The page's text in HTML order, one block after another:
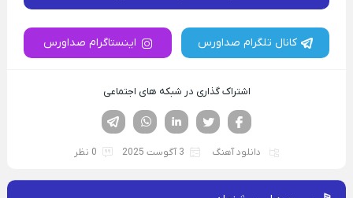
کانال تلگرام صداورس اینستاگرام صداورس
اشتراک گذاری در شبکه های اجتماعی
لینکدین تویتر
فیسوک
دانلود آهنگ 3 آگوست 2025 0 نظر